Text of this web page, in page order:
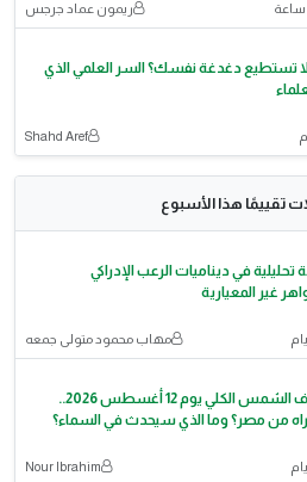
ريمون عماد جرجس
لا تستطيع دغدغة نفسك؟ السر العلمي الذي
Shahd Aref
تقييمًا هذا الأسبوع
تحليلية في ديناميات الرعب الإدراكي
غير المعيارية
مهاب محمود متولى جمعه
كسوف الشمس الكلي يوم 12 أغسطس 2026..
من مصر؟ وما الذي سيحدث في السماء؟
Nour Ibrahim